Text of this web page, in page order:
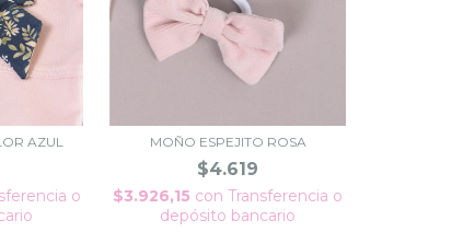
AZUL
o
MOÑO ESPEJITO ROSA
$4.619
$3.926,15 con Transferencia o
depósito bancario